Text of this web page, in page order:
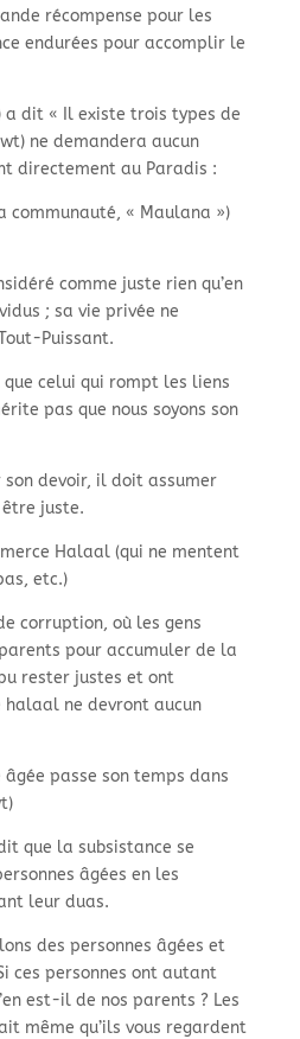
récompense pour les
endurées pour accomplir le
a dit « Il existe trois types de
ne demandera aucun
directement au Paradis :
communauté, « Maulana »)
comme juste rien qu’en
; sa vie privée ne
Puissant.
que celui qui rompt les liens
pas que nous soyons son
son devoir, il doit assumer
juste.
Halaal (qui ne mentent
etc.)
corruption, où les gens
pour accumuler de la
rester justes et ont
halaal ne devront aucun
âgée passe son temps dans
que la subsistance se
âgées en les
leur duas.
des personnes âgées et
ces personnes ont autant
est-il de nos parents ? Les
même qu’ils vous regardent